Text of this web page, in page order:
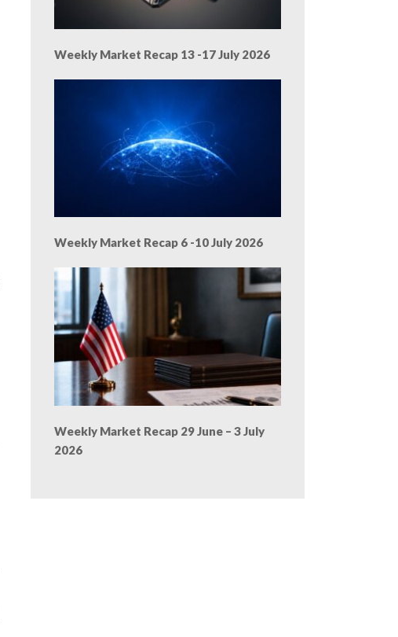
Weekly Market Recap 13 -17 July 2026
Weekly Market Recap 6 -10 July 2026
Weekly Market Recap 29 June – 3 July
2026